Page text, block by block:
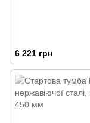
6 221 грн